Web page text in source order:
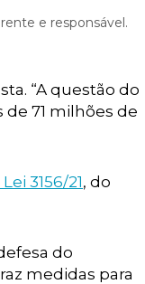
e responsável.
“A questão do
71 milhões de
3156/21, do
do
medidas para